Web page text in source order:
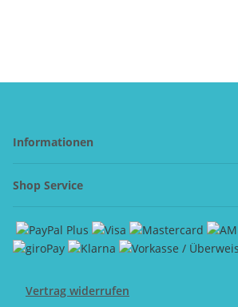
Informationen
Shop Service
Vertrag widerrufen